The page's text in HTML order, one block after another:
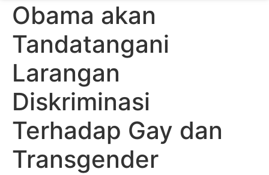
Obama akan
Tandatangani
Larangan
Diskriminasi
Terhadap Gay dan
Transgender